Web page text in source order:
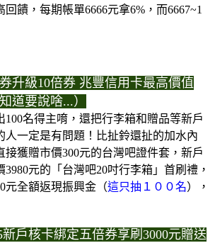
饋，每期帳單6666元拿6%，而6667~1
升級10倍券 兆豐信用卡最高價值
道要說啥...）
100名得主唷，還把行李箱和贈品等新戶
人一定是有問題！比扯鈴還扯的加水內
接獲贈市價300元的台灣吧證件套，新戶
元的「台灣吧20吋行李箱」首刷禮，
元全額返現振興金（這只抽１００名），
戶核卡綁定五倍券享刷3000元贈送